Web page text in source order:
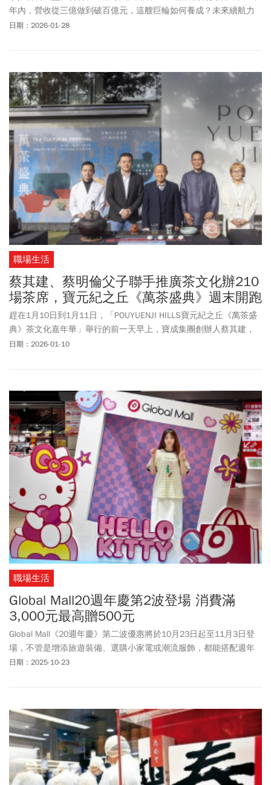
年內，營收從三億做到破百億元，這艘巨輪如何養成？未來續航力
是否充足？
日期：2026-01-28
職場生活
蔡其建、蔡明倫父子聯手推廣茶文化辦210
場茶席，寶元紀之丘《萬茶盛典》週末開跑
趕在1月10日到1月11日，「POUYUENJI HILLS寶元紀之丘《萬茶盛
典》茶文化嘉年華」舉行的前一天早上，寶成集團創辦人蔡其建，
戴著印有家鄉廟宇「鹿港天后宮」字樣的宮廟帽、漾起微笑，一派
日期：2026-01-10
職場生活
Global Mall20週年慶第2波登場 消費滿
3,000元最高贈500元
Global Mall《20週年慶》第二波優惠將於10月23日起至11月3日登
場，不管是增添旅遊裝備、選購小家電或潮流服飾，都能搭配週年
慶回饋更加划算，全台8店力推「週年慶購物攻略」精選輕巧機能服
板橋車站、南港車站、林口A9、新左營車站則為消費滿2,000元最高
贈400元電子商品禮券，另Global Mall新北中和店再推指定業種消費
滿萬贈500元電子商品禮券，大省荷包更有感。
日期：2025-10-23